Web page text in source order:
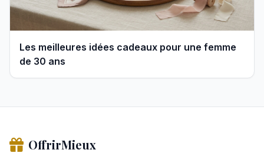
Les meilleures idées cadeaux pour une femme
de 30 ans
OffrirMieux